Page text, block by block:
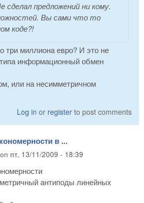
сделал предложений ни кому.
Вы сами что то
коде?!
три миллиона евро? И это не
информационный обмен
или на несимметричном
Log in or register to post comments
в ...
on пт, 13/11/2009 - 18:39
антиподы линейных